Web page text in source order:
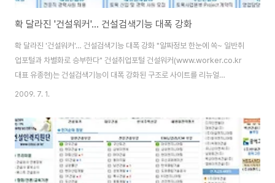
확 달라진 '건설워커'… 건설검색기능 대폭 강화
확 달라진 '건설워커'… 건설검색기능 대폭 강화 "알짜정보 한눈에 쏙~ 일반취
업포털과 차별화로 승부한다" 건설취업포털 건설워커(www.worker.co.kr
대표 유종현)는 건설검색기능이 대폭 강화된 구조로 사이트를 리뉴얼
(renewal) 오픈한다고 1일 밝혔다. 이번에 새로 개편된 건설워커는 첫 화면에
에 검색할 수 있도록 했다. 검색결과에는 △채용정보 △기업정보 △연봉정보
△커뮤니티정보 △전문상담(Q&A)정보 △업체뉴스 등이 포함됐다. 특히 채
용정보의 경우 건설워커 뿐만 아니라 잡코리아, 인크루트 등 국내 주요 취업포
털에 공개된 해당업체의 채용정보를 모두 보여주는 ‘개방형 취업정보 전문검
색’ 기능을 업계 최초로 탑재했다. 건설워커는..
2009. 7. 1.